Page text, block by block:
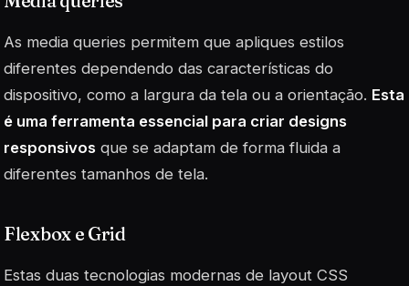
As media queries permitem que apliques estilos
diferentes dependendo das características do
dispositivo, como a largura da tela ou a orientação. Esta
é uma ferramenta essencial para criar designs
responsivos que se adaptam de forma fluida a
diferentes tamanhos de tela.
Flexbox e Grid
Estas duas tecnologias modernas de layout CSS